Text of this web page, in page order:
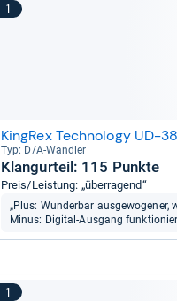
1
KingRex Technology UD-
Typ: D/A-​Wand­ler
Klangurteil: 115 Punkte
Preis/Leistung: „überragend“
„Plus: Wunderbar ausgewogener,
Minus: Digital-Ausgang
1